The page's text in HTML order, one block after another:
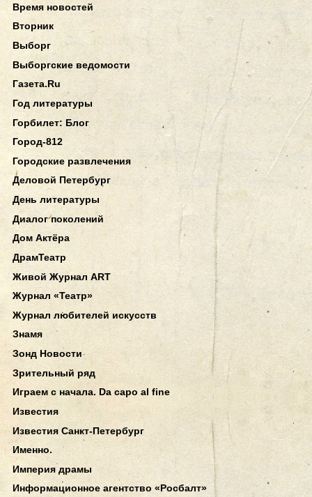
Время новостей
Вторник
Выборг
Выборгские ведомости
Газета.Ru
Год литературы
Горбилет: Блог
Город-812
Городские развлечения
Деловой Петербург
День литературы
Диалог поколений
Дом Актёра
ДрамТеатр
Живой Журнал ART
Журнал «Театр»
Журнал любителей искусств
Знамя
Зонд Новости
Зрительный ряд
Играем с начала. Da capo al fine
Известия
Известия Санкт-Петербург
Именно.
Империя драмы
Информационное агентство «Росбалт»